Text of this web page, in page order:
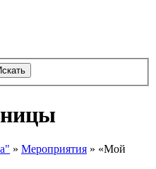
» Мероприятия » «Мой